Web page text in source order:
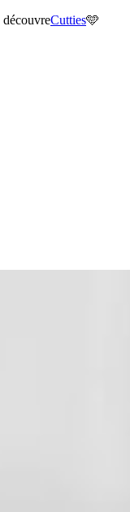
découvreCutties🩵